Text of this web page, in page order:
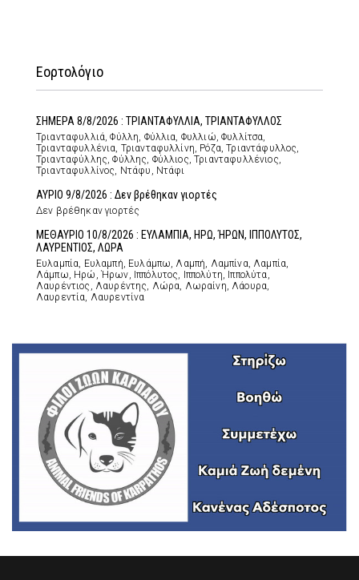
Εορτολόγιο
ΣΗΜΕΡΑ 8/8/2026 : ΤΡΙΑΝΤΑΦΥΛΛΙΑ, ΤΡΙΑΝΤΑΦΥΛΛΟΣ
Τριανταφυλλιά, Φύλλη, Φύλλια, Φυλλιώ, Φυλλίτσα,
Τριανταφυλλένια, Τριανταφυλλίνη, Ρόζα, Τριαντάφυλλος,
Τριανταφύλλης, Φύλλης, Φύλλιος, Τριανταφυλλένιος,
Τριανταφυλλίνος, Ντάφυ, Ντάφι
ΑΥΡΙΟ 9/8/2026 : Δεν βρέθηκαν γιορτές
Δεν βρέθηκαν γιορτές
ΜΕΘΑΥΡΙΟ 10/8/2026 : ΕΥΛΑΜΠΙΑ, ΗΡΩ, ΉΡΩΝ, ΙΠΠΟΛΥΤΟΣ,
ΛΑΥΡΕΝΤΙΟΣ, ΛΩΡΑ
Ευλαμπία, Ευλαμπή, Ευλάμπω, Λαμπή, Λαμπίνα, Λαμπία,
Λάμπω, Ηρώ, Ήρων, Ιππόλυτος, Ιππολύτη, Ιππολύτα,
Λαυρέντιος, Λαυρέντης, Λώρα, Λωραίνη, Λάουρα,
Λαυρεντία, Λαυρεντίνα